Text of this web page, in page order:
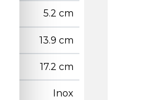
5.2 cm
13.9 cm
17.2 cm
Inox